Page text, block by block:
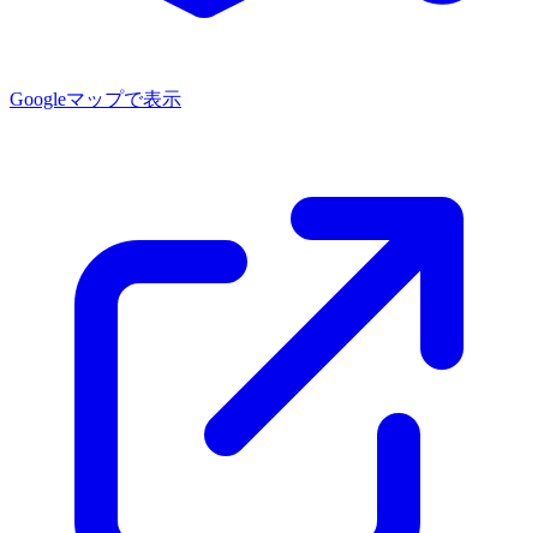
Googleマップで表示